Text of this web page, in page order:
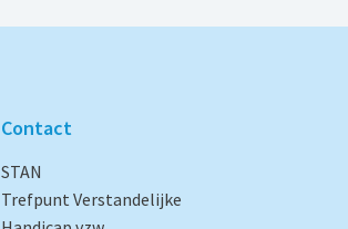
Contact
STAN
Trefpunt Verstandelijke